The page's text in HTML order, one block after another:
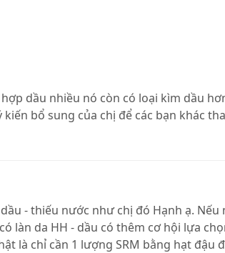
dầu nhiều nó còn có loại kìm dầu
bổ sung của chị để các bạn khác
- thiếu nước như chị đó Hạnh ạ.
làn da HH - dầu có thêm cơ hội lựa
là chỉ cần 1 lượng SRM bằng hạt đậu